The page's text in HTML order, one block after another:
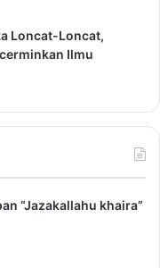
Loncat-Loncat,
Ilmu
“Jazakallahu khaira”